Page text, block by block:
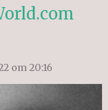
om 20:16